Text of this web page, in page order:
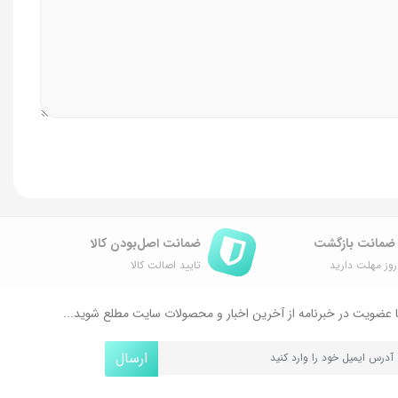
مهلت دارید
ضمانت اصل‌بودن کالا
تایید اصالت کالا
عضویت در خبرنامه از آخرین اخبار و محصولات سایت مطلع شوید...
ارسال